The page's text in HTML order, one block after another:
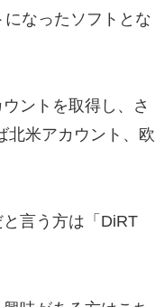
なったソフトとな
ントを取得し、さ
北米アカウント、欧
言う方は「DiRT